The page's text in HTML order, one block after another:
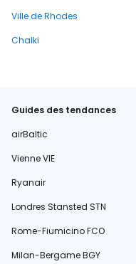
Ville de Rhodes
Chalki
Guides des tendances
airBaltic
Vienne VIE
Ryanair
Londres Stansted STN
Rome-Fiumicino FCO
Milan-Bergame BGY